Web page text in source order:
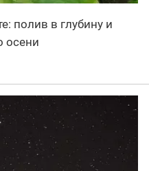
полив в глубину и
осени